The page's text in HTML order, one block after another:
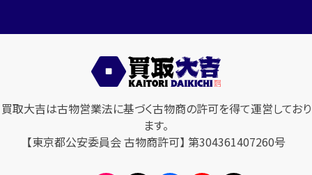
買取大吉は古物営業法に基づく古物商の許可を得て運営しており
ます。
【東京都公安委員会 古物商許可】 第304361407260号